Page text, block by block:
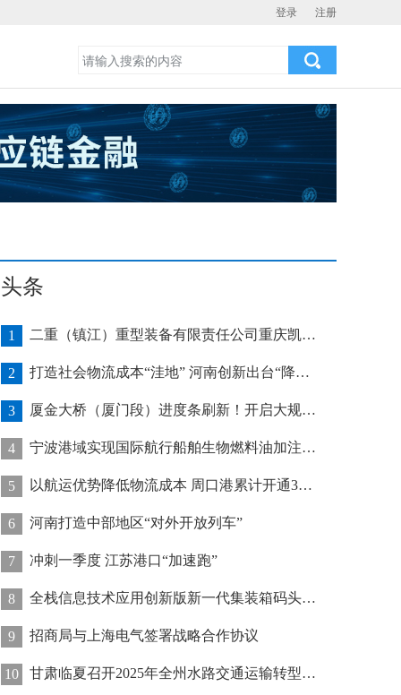
登录 注册
头条
1 二重（镇江）重型装备有限责任公司重庆凯瑞项目发运助力海上风电产业发展
2 打造社会物流成本“洼地” 河南创新出台“降本16条”
3 厦金大桥（厦门段）进度条刷新！开启大规模桥梁装配化施工新阶段
4 宁波港域实现国际航行船舶生物燃料油加注“零突破”
5 以航运优势降低物流成本 周口港累计开通32条集装箱航线
6 河南打造中部地区“对外开放列车”
7 冲刺一季度 江苏港口“加速跑”
8 全栈信息技术应用创新版新一代集装箱码头管控系统在天津港上线运行
9 招商局与上海电气签署战略合作协议
10 甘肃临夏召开2025年全州水路交通运输转型发展推进会